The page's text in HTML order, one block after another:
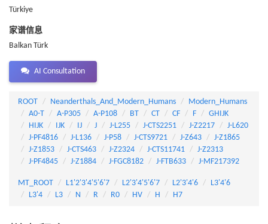
Türkiye
家谱信息
Balkan Türk
AI Consultation
ROOT Neanderthals_And_Modern_Humans
Modern_Humans
A0-T
A-P305 A-P108 BT CT CF F
GHIJK
HIJK
IJK IJ J J-L255 J-CTS2251 J-Z2217
J-L620
J-PF4816
J-L136 J-P58 J-CTS9721 J-Z643
J-Z1865
J-Z1853
J-CTS463 J-Z2324 J-CTS11741
J-Z2313
J-PF4845
J-Z1884 J-FGC8182 J-FTB633 J-MF217392
MT_ROOT L1'2'3'4'5'6'7 L2'3'4'5'6'7 L2'3'4'6
L3'4'6
L3'4
L3 N R R0 HV H H7